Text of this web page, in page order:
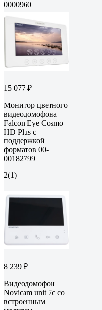
0000960
15 077 ₽
Монитор цветного
видеодомофона
Falcon Eye Cosmo
HD Plus с
поддержкой
форматов 00-
00182799
2(1)
8 239 ₽
Видеодомофон
Novicam unit 7c со
встроенным